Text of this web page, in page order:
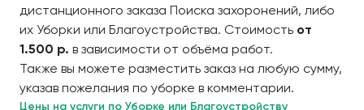
дистанционного заказа Поиска захоронений, либо
их Уборки или Благоустройства. Стоимость от
1.500 р. в зависимости от объёма работ.
Также вы можете разместить заказ на любую сумму,
указав пожелания по уборке в комментарии.
Цены на услуги по Уборке или Благоустройству